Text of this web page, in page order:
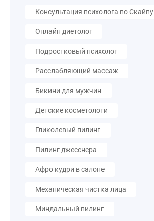
Консультация психолога по Скайпу
Онлайн диетолог
Подростковый психолог
Расслабляющий массаж
Бикини для мужчин
Детские косметологи
Гликолевый пилинг
Пилинг джесснера
Афро кудри в салоне
Механическая чистка лица
Миндальный пилинг